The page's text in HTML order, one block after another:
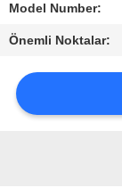
İLETIŞIM
TEKLIF
ET
Model Number:
Önemli Noktalar: